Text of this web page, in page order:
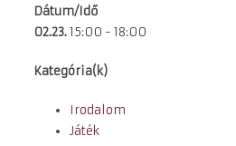
Dátum/Idő
02.23.15:00 - 18:00
Kategória(k)
Irodalom
Játék